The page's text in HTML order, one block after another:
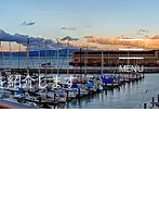
紹介します